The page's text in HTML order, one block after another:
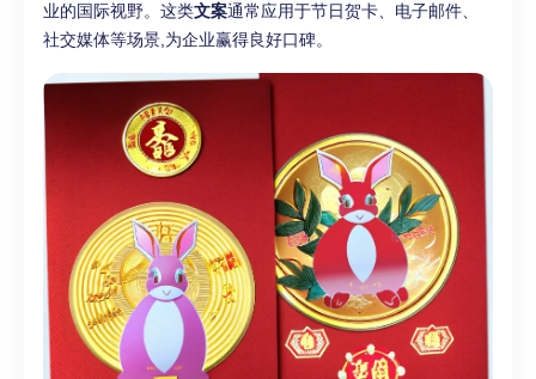
业的国际视野。这类文案通常应用于节日贺卡、电子邮件、
社交媒体等场景,为企业赢得良好口碑。